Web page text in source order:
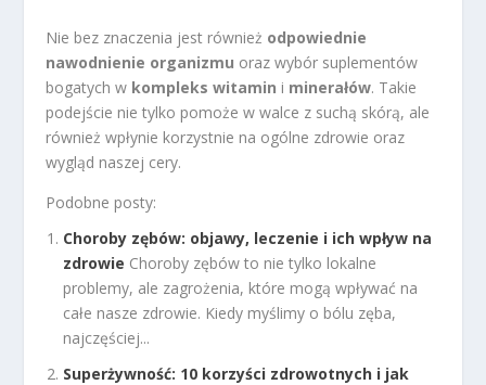
Nie bez znaczenia jest również odpowiednie
nawodnienie organizmu oraz wybór suplementów
bogatych w kompleks witamin i minerałów. Takie
podejście nie tylko pomoże w walce z suchą skórą, ale
również wpłynie korzystnie na ogólne zdrowie oraz
wygląd naszej cery.
Podobne posty:
Choroby zębów: objawy, leczenie i ich wpływ na
zdrowie Choroby zębów to nie tylko lokalne
problemy, ale zagrożenia, które mogą wpływać na
całe nasze zdrowie. Kiedy myślimy o bólu zęba,
najczęściej...
Superżywność: 10 korzyści zdrowotnych i jak